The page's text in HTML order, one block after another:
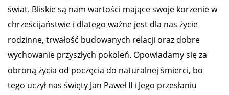
świat. Bliskie są nam wartości mające swoje korzenie w
chrześcijaństwie i dlatego ważne jest dla nas życie
rodzinne, trwałość budowanych relacji oraz dobre
wychowanie przyszłych pokoleń. Opowiadamy się za
obroną życia od poczęcia do naturalnej śmierci, bo
tego uczył nas święty Jan Paweł II i Jego przesłaniu